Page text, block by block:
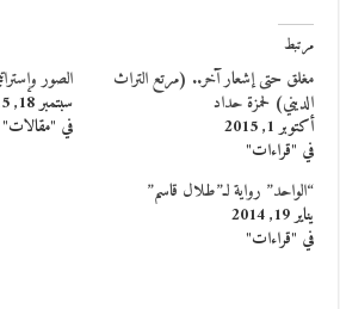
مرتبط
مغلق حتى إشعار آخر.. (مرتع التراث
الديني) لحمزة حداد
أكتوبر 1, 2015
في "قراءات"
الصور
سبتمبر 18, 2015
في "مقالات"
“الواحد” رواية لـ”طلال قاسم”
يناير 19, 2014
في "قراءات"